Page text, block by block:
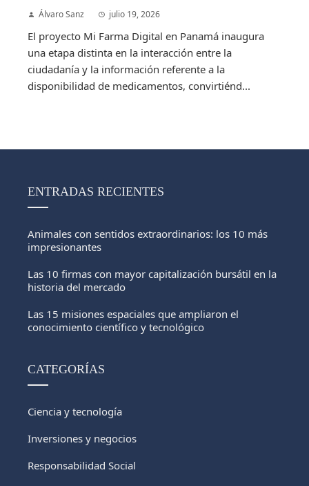
Álvaro Sanz julio 19, 2026
El proyecto Mi Farma Digital en Panamá inaugura
una etapa distinta en la interacción entre la
ciudadanía y la información referente a la
disponibilidad de medicamentos, convirtiénd...
ENTRADAS RECIENTES
Animales con sentidos extraordinarios: los 10 más
impresionantes
Las 10 firmas con mayor capitalización bursátil en la
historia del mercado
Las 15 misiones espaciales que ampliaron el
conocimiento científico y tecnológico
CATEGORÍAS
Ciencia y tecnología
Inversiones y negocios
Responsabilidad Social